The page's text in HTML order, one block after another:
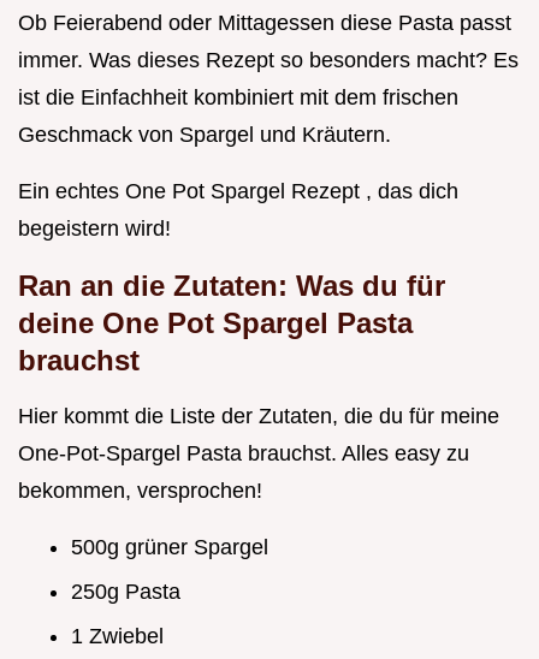
Ob Feierabend oder Mittagessen diese Pasta passt
immer. Was dieses Rezept so besonders macht? Es
ist die Einfachheit kombiniert mit dem frischen
Geschmack von Spargel und Kräutern.
Ein echtes One Pot Spargel Rezept , das dich
begeistern wird!
Ran an die Zutaten: Was du für
deine One Pot Spargel Pasta
brauchst
Hier kommt die Liste der Zutaten, die du für meine
One-Pot-Spargel Pasta brauchst. Alles easy zu
bekommen, versprochen!
500g grüner Spargel
250g Pasta
1 Zwiebel